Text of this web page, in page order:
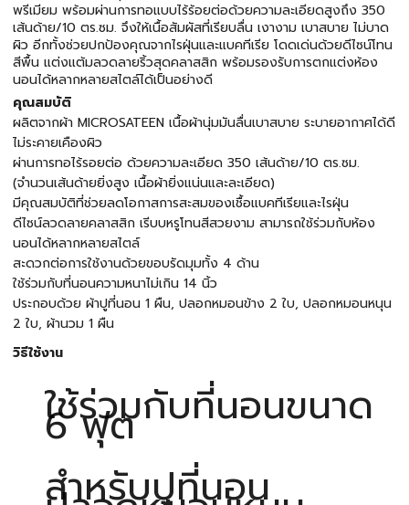
พรีเมียม พร้อมผ่านการทอแบบไร้ร้อยต่อด้วยความละเอียดสูงถึง 350
เส้นด้าย/10 ตร.ซม. จึงให้เนื้อสัมผัสที่เรียบลื่น เงางาม เบาสบาย ไม่บาด
ผิว อีกทั้งช่วยปกป้องคุณจากไรฝุ่นและแบคทีเรีย โดดเด่นด้วยดีไซน์โทน
สีพื้น แต่งแต้มลวดลายริ้วสุดคลาสสิก พร้อมรองรับการตกแต่งห้อง
นอนได้หลากหลายสไตล์ได้เป็นอย่างดี
คุณสมบัติ
ผลิตจากผ้า MICROSATEEN เนื้อผ้านุ่มมันลื่นเบาสบาย ระบายอากาศได้ดี
ไม่ระคายเคืองผิว
ผ่านการทอไร้รอยต่อ ด้วยความละเอียด 350 เส้นด้าย/10 ตร.ซม.
(จำนวนเส้นด้ายยิ่งสูง เนื้อผ้ายิ่งแน่นและละเอียด)
มีคุณสมบัติที่ช่วยลดโอกาสการสะสมของเชื้อแบคทีเรียและไรฝุ่น
ดีไซน์ลวดลายคลาสสิก เรีบบหรูโทนสีสวยงาม สามารถใช้ร่วมกับห้อง
นอนได้หลากหลายสไตล์
สะดวกต่อการใช้งานด้วยขอบรัดมุมทั้ง 4 ด้าน
ใช้ร่วมกับที่นอนความหนาไม่เกิน 14 นิ้ว
ประกอบด้วย ผ้าปูที่นอน 1 ผืน, ปลอกหมอนข้าง 2 ใบ, ปลอกหมอนหนุน
2 ใบ, ผ้านวม 1 ผืน
วิธีใช้งาน
ใช้ร่วมกับที่นอนขนาด
6 ฟุต
สำหรับปูที่นอน